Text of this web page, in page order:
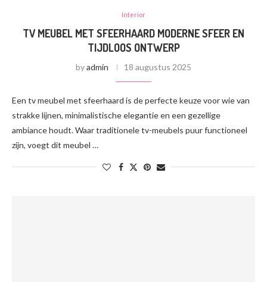
Interior
TV MEUBEL MET SFEERHAARD MODERNE SFEER EN
TIJDLOOS ONTWERP
byadmin 18 augustus 2025
Een tv meubel met sfeerhaard is de perfecte keuze voor wie van
strakke lijnen, minimalistische elegantie en een gezellige
ambiance houdt. Waar traditionele tv-meubels puur functioneel
zijn, voegt dit meubel …